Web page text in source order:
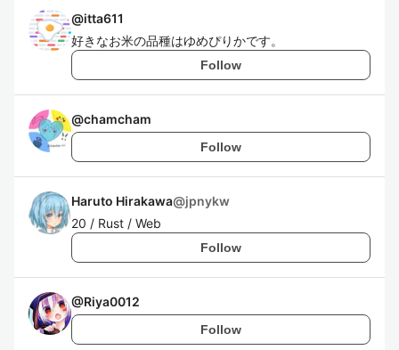
@itta611
好きなお米の品種はゆめぴりかです。
Follow
@chamcham
Follow
Haruto Hirakawa@jpnykw
20 / Rust / Web
Follow
@Riya0012
Follow